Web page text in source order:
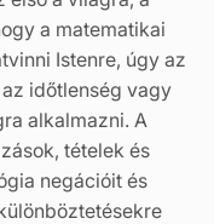
a matematikai
Istenre, úgy az
időtlenség vagy
alkalmazni. A
tételek és
negációit és